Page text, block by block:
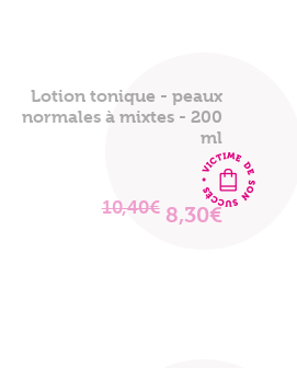
Lotion tonique - peaux
normales à mixtes - 200
ml
10,40€ 8,30€